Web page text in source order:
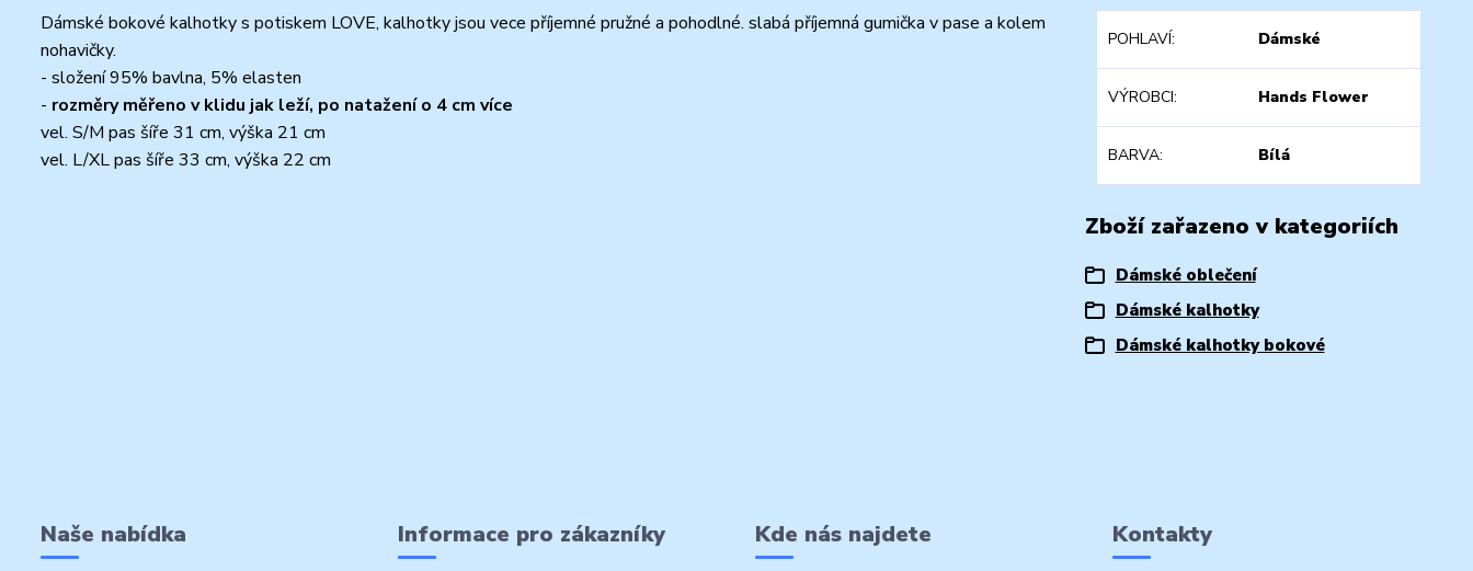
Dámské bokové kalhotky s potiskem LOVE, kalhotky jsou vece příjemné pružné a pohodlné. slabá příjemná gumička v pase a kolem
nohavičky.
- složení 95% bavlna, 5% elasten
- rozměry měřeno v klidu jak leží, po natažení o 4 cm více
vel. S/M pas šíře 31 cm, výška 21 cm
vel. L/XL pas šíře 33 cm, výška 22 cm
POHLAVÍ Dámské
VÝROBCI Hands Flower
BARVA Bílá
Zboží zařazeno v kategoriích
Dámské oblečení
Dámské kalhotky
Dámské kalhotky bokové
Naše nabídka Informace pro zákazníky Kde nás najdete Kontakty